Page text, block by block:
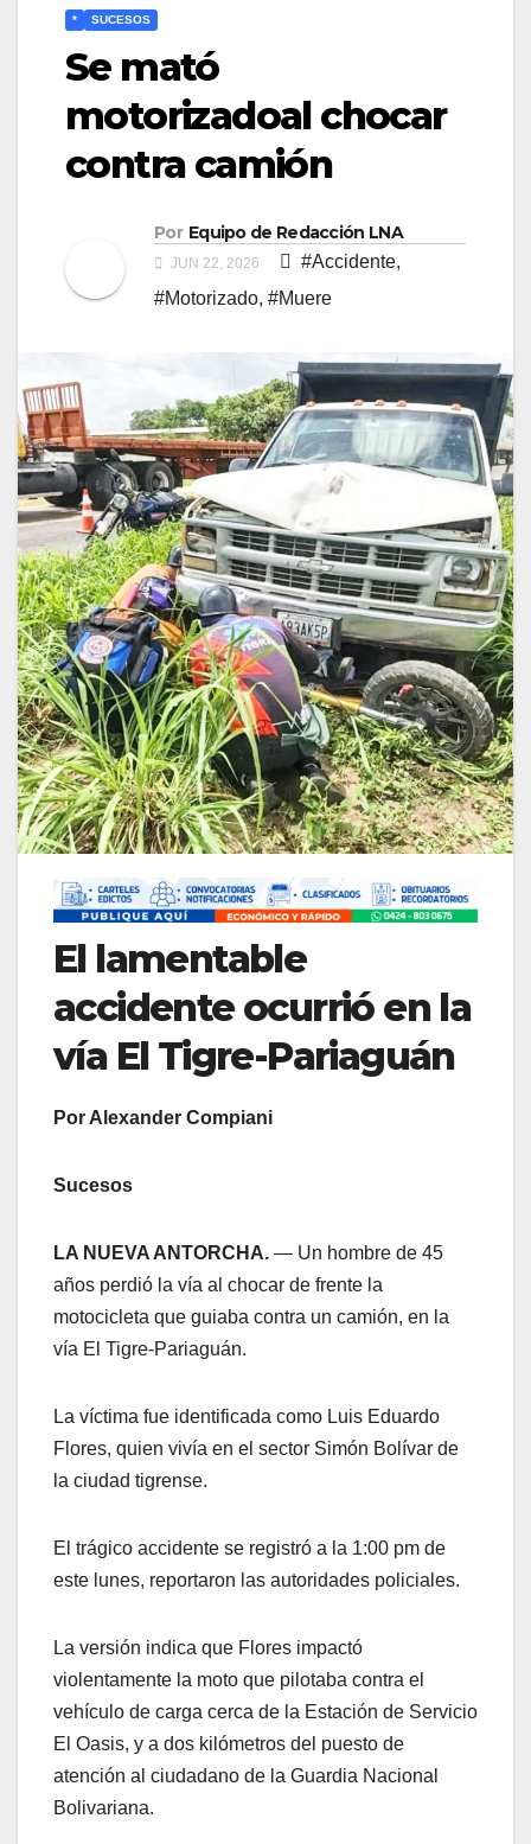
* SUCESOS
Se mató
motorizadoal chocar
contra camión
Por Equipo de Redacción LNA
JUN 22, 2026 #Accidente,
#Motorizado, #Muere
El lamentable
accidente ocurrió en la
vía El Tigre-Pariaguán
Por Alexander Compiani
Sucesos
LA NUEVA ANTORCHA. — Un hombre de 45
años perdió la vía al chocar de frente la
motocicleta que guiaba contra un camión, en la
vía El Tigre-Pariaguán.
La víctima fue identificada como Luis Eduardo
Flores, quien vivía en el sector Simón Bolívar de
la ciudad tigrense.
El trágico accidente se registró a la 1:00 pm de
este lunes, reportaron las autoridades policiales.
La versión indica que Flores impactó
violentamente la moto que pilotaba contra el
vehículo de carga cerca de la Estación de Servicio
El Oasis, y a dos kilómetros del puesto de
atención al ciudadano de la Guardia Nacional
Bolivariana.